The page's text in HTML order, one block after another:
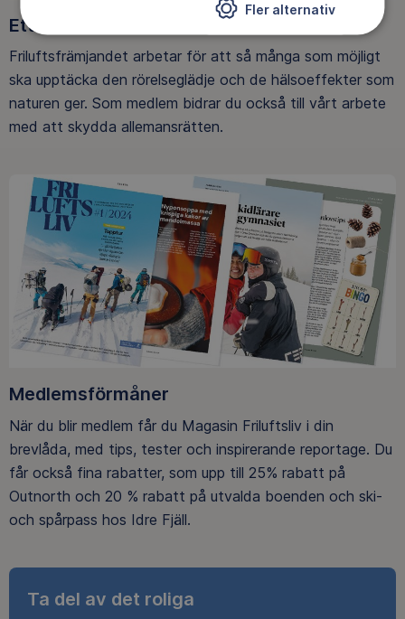
Ett friluftsliv för alla
Friluftsfrämjandet arbetar för att så många som möjligt
ska upptäcka den rörelseglädje och de hälsoeffekter som
naturen ger. Som medlem bidrar du också till vårt arbete
med att skydda allemansrätten.
Medlemsförmåner
När du blir medlem får du Magasin Friluftsliv i din
brevlåda, med tips, tester och inspirerande reportage. Du
får också fina rabatter, som upp till 25% rabatt på
Outnorth och 20 % rabatt på utvalda boenden och ski-
och spårpass hos Idre Fjäll.
Ta del av det roliga
Fler alternativ